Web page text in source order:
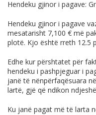
Hendeku gjinor i pagave:
Hendeku gjinor i pagave
mesatarisht 7,100 € më
plotë. Kjo është rreth 12.5
Edhe kur përshtatet për
hendeku i pashpjeguar i
janë të nënpërfaqësuara
lartë, gjë që ndikon
Ku janë pagat më të larta